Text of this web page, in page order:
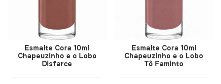
Esmalte Cora 10ml
Chapeuzinho e o Lobo
Disfarce
Esmalte Cora 10ml
Chapeuzinho e o Lobo
Tô Faminto